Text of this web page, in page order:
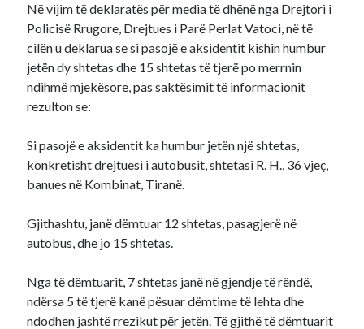
Në vijim të deklaratës për media të dhënë nga Drejtori i
Policisë Rrugore, Drejtues i Parë Perlat Vatoci, në të
cilën u deklarua se si pasojë e aksidentit kishin humbur
jetën dy shtetas dhe 15 shtetas të tjerë po merrnin
ndihmë mjekësore, pas saktësimit të informacionit
rezulton se:
Si pasojë e aksidentit ka humbur jetën një shtetas,
konkretisht drejtuesi i autobusit, shtetasi R. H., 36 vjeç,
banues në Kombinat, Tiranë.
Gjithashtu, janë dëmtuar 12 shtetas, pasagjerë në
autobus, dhe jo 15 shtetas.
Nga të dëmtuarit, 7 shtetas janë në gjendje të rëndë,
ndërsa 5 të tjerë kanë pësuar dëmtime të lehta dhe
ndodhen jashtë rrezikut për jetën. Të gjithë të dëmtuarit